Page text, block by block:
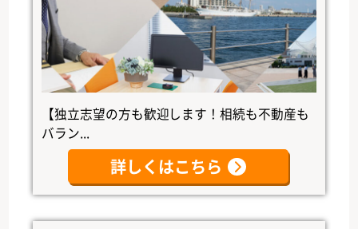
【独立志望の方も歓迎します！相続も不動産も
バラン...
詳しくはこちら